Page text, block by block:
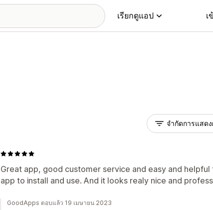
เรียกดูแอป เ
จำกัดการแสด
Great app, good customer service and easy and helpful
app to install and use. And it looks realy nice and
GoodApps ตอบแล้ว 19 เมษายน 2023